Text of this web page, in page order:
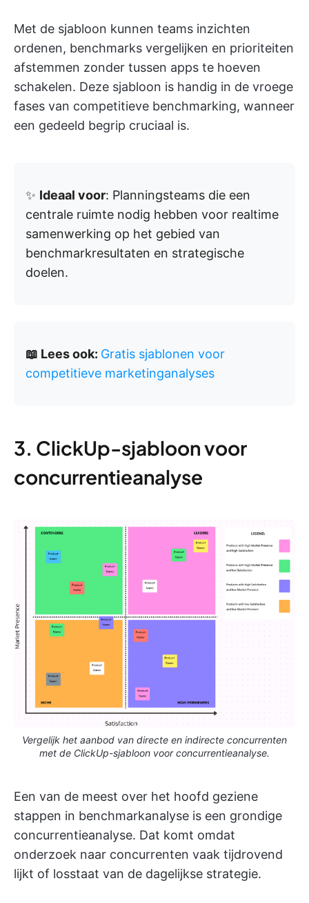
Met de sjabloon kunnen teams inzichten
ordenen, benchmarks vergelijken en prioriteiten
afstemmen zonder tussen apps te hoeven
schakelen. Deze sjabloon is handig in de vroege
fases van competitieve benchmarking, wanneer
een gedeeld begrip cruciaal is.
✨ Ideaal voor: Planningsteams die een
centrale ruimte nodig hebben voor realtime
samenwerking op het gebied van
benchmarkresultaten en strategische
doelen.
📖 Lees ook: Gratis sjablonen voor
competitieve marketinganalyses
3. ClickUp-sjabloon voor
concurrentieanalyse
Vergelijk het aanbod van directe en indirecte concurrenten
met de ClickUp-sjabloon voor concurrentieanalyse.
Een van de meest over het hoofd geziene
stappen in benchmarkanalyse is een grondige
concurrentieanalyse. Dat komt omdat
onderzoek naar concurrenten vaak tijdrovend
lijkt of losstaat van de dagelijkse strategie.